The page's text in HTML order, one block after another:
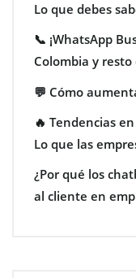
Lo que debes
📞 ¡WhatsApp
Colombia y
💬 Cómo
🔥 Tendencias
Lo que las
¿Por qué los
al cliente en